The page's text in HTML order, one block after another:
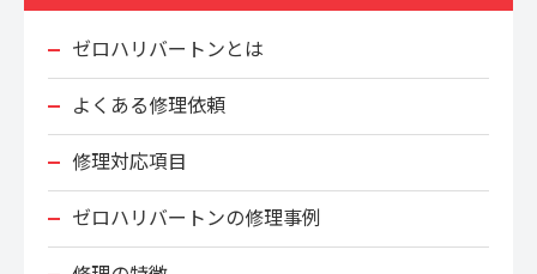
ゼロハリバートンとは
よくある修理依頼
修理対応項目
ゼロハリバートンの修理事例